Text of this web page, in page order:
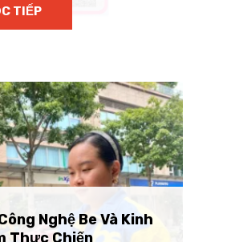
TIẾP
Nghệ Be Và Kinh
Thực Chiến